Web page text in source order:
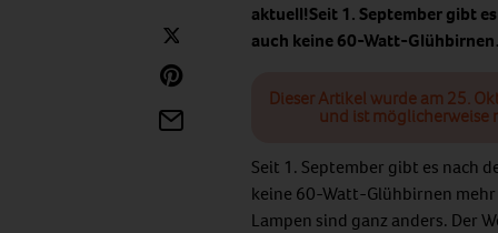
aktuell!Seit 1. September gibt
auch keine 60-Watt-
Dieser Artikel wurde am 25.
und ist möglicherweise
Seit 1. September gibt es nach
keine 60-Watt-Glühbirnen mehr
Lampen sind ganz anders. Der